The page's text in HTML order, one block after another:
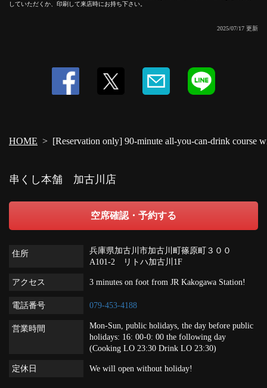
していただくか、印刷して来店時にお持ち下さい。
2025/07/17 更新
HOME [Reservation only] 90-minute all-you-can-drink course
兵庫県加古川市加古川町篠原町３００ A101-2 リトハ加古川1F
串くし本舗 加古川店
空席確認・予約する
住所
兵庫県加古川市加古川町篠原町３００
A101-2 リトハ加古川1F
アクセス 3 minutes on foot from JR Kakogawa Station!
電話番号 079-453-4188
営業時間
Mon-Sun, public holidays, the day before public
holidays: 16: 00-0: 00 the following day
(Cooking LO 23:30 Drink LO 23:30)
定休日 We will open without holiday!